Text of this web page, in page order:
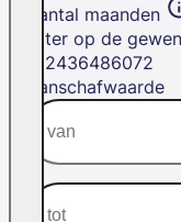
Aantal maanden
Filter op de
2436486072
Aanschafwaarde